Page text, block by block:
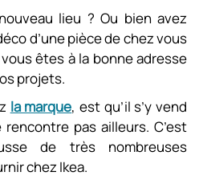
lieu ? Ou bien avez
d’une pièce de chez vous
êtes à la bonne adresse
projets.
la marque, est qu’il s’y vend
pas ailleurs. C’est
de très nombreuses
chez Ikea.